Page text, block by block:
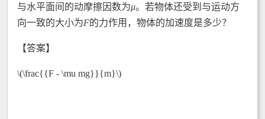
与水平面间的动摩擦因数为μ。若物体还受到与运动方
向一致的大小为F的力作用，物体的加速度是多少？
【答案】
\(\frac{{F - \mu mg}}{m}\)